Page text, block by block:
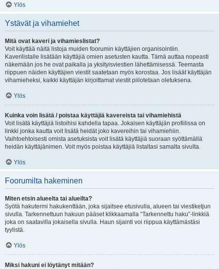
Ylös
Ystävät ja vihamiehet
Mitä ovat kaveri ja vihamieslistat?
Voit käyttää näitä listoja muiden foorumin käyttäjien organisointiin.
Kaverilistalle lisätään käyttäjiä omien asetusten kautta. Tämä auttaa nopeasti
näkemään jos he ovat paikalla ja yksityisviestien lähettämisessä. Teemasta
riippuen näiden käyttäjien viestit saatetaan myös korostaa. Jos lisäät käyttäjän
vihamieheksi, kaikki käyttäjän kirjoittamat viestit piilotetaan oletuksena.
Ylös
Kuinka voin lisätä / poistaa käyttäjiä kavereista tai vihamiehistä
Voit lisätä käyttäjiä listoihisi kahdella tapaa. Jokaisen käyttäjän profiilissa on
linkki jonka kautta voit lisätä heidät joko kavereihin tai vihamiehiin.
Vaihtoehtoisesti omista asetuksista voit lisätä käyttäjiä suoraan syöttämällä
heidän käyttäjänimen. Voit myös poistaa käyttäjiä listaltasi samalta sivulta.
Ylös
Foorumilta hakeminen
Miten etsin alueelta tai alueilta?
Syötä hakutermi hakukenttään, joka sijaitsee etusivulla, alueen tai viestiketjun
sivulla. Tarkennettuun hakuun pääset klikkaamalla “Tarkennettu haku”-linkkiä
joka on saatavilla jokaisella sivulla. Haun sijainti voi riippua käyttämästäsi
tyylistä.
Ylös
Miksi hakuni ei löytänyt mitään?